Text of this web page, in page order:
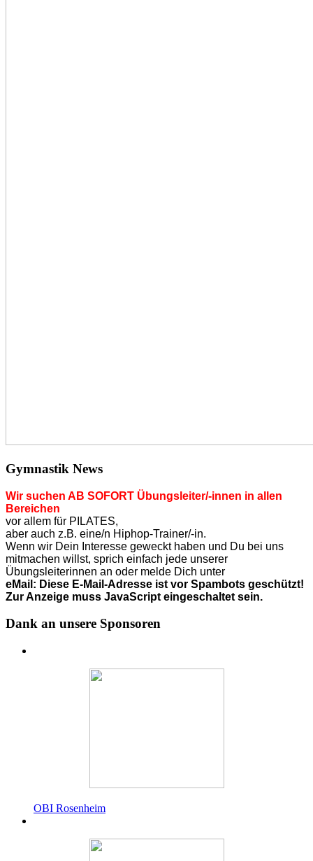
Gymnastik News
Wir suchen AB SOFORT Übungsleiter/-innen in allen
Bereichen
vor allem für PILATES,
aber auch z.B. eine/n Hiphop-Trainer/-in.
Wenn wir Dein Interesse geweckt haben und Du bei uns
mitmachen willst, sprich einfach jede unserer
Übungsleiterinnen an oder melde Dich unter
eMail: Diese E-Mail-Adresse ist vor Spambots geschützt!
Zur Anzeige muss JavaScript eingeschaltet sein.
Dank an unsere Sponsoren
OBI Rosenheim